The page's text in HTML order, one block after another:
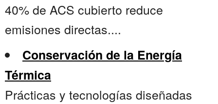
40% de ACS cubierto reduce
emisiones directas....
Conservación de la Energía
Térmica
Prácticas y tecnologías diseñadas